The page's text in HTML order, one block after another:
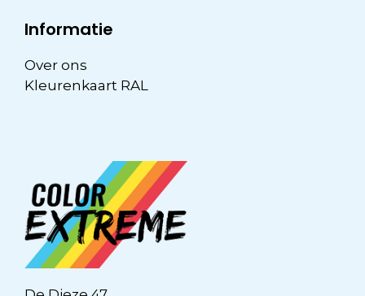
Informatie
Over ons
Kleurenkaart RAL